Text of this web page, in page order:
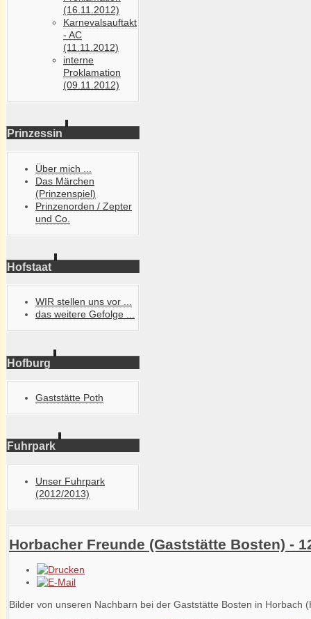
(16.11.2012)
Karnevalsauftakt
- AC
(11.11.2012)
interne
Proklamation
(09.11.2012)
Prinzessin
Über mich ...
Das Märchen
(Prinzenspiel)
Prinzenorden / Zepter
und Co.
Hofstaat
WIR stellen uns vor ...
das weitere Gefolge ...
Hofburg
Gaststätte Poth
Fuhrpark
Unser Fuhrpark
(2012/2013)
Horbacher Freunde (Gaststätte Bosten) -
Bilder von unseren Nachbarn bei der Gaststätte Bosten in Horbach